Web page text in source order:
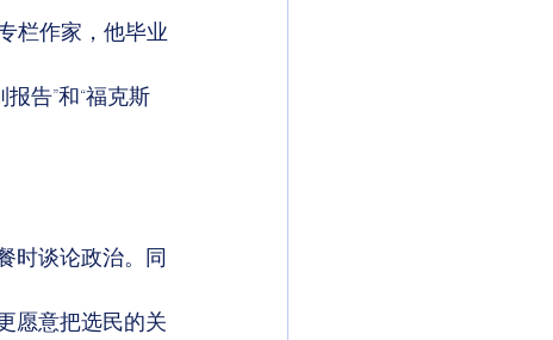
栏作家，他毕业
告”和“福克斯
时谈论政治。同
愿意把选民的关